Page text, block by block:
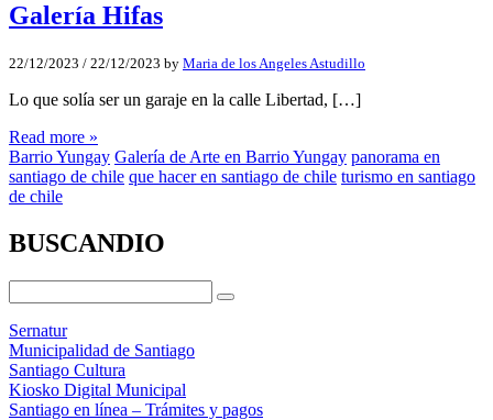
Galería Hifas
22/12/2023 / 22/12/2023 by Maria de los Angeles Astudillo
Lo que solía ser un garaje en la calle Libertad, […]
Read more »
Barrio Yungay Galería de Arte en Barrio Yungay panorama en
santiago de chile que hacer en santiago de chile turismo en santiago
de chile
BUSCANDIO
Sernatur
Municipalidad de Santiago
Santiago Cultura
Kiosko Digital Municipal
Santiago en línea – Trámites y pagos